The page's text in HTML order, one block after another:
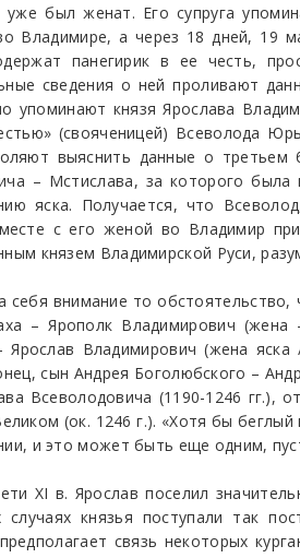
был женат. Его супруга
Владимире, а через 18 дней, 19
панегирик в ее честь,
сведения о ней проливают
упоминают князя Ярослава
(свояченицей) Всеволода
выяснить данные о третьем
– Мстислава, за которого
яска. Получается, что
с его женой во Владимир
князем Владимирской Руси,
внимание то обстоятельство,
– Ярополк Владимирович (жена
Ярослав Владимирович (жена
сын Андрея Боголюбского –
Всеволодовича (1190-1246 гг.),
(ок. 1246 г.). «Хотя бы
и это может быть еще одним,
XI в. Ярослав поселил
случаях князья поступали так
связь некоторых